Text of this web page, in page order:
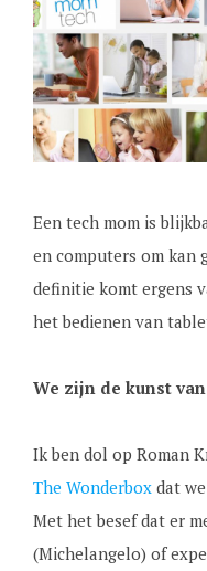
Een tech mom is
en computers om kan
definitie komt ergens
het bedienen van
We zijn de kunst
Ik ben dol op Roman
The Wonderboxdat
Met het besef dat er
(Michelangelo) of